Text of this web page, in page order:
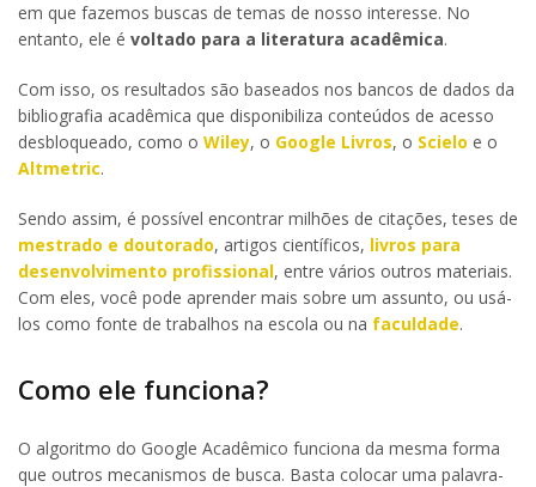
em que fazemos buscas de temas de nosso interesse. No
entanto, ele é voltado para a literatura acadêmica.
Com isso, os resultados são baseados nos bancos de dados da
bibliografia acadêmica que disponibiliza conteúdos de acesso
desbloqueado, como o Wiley, o Google Livros, o Scielo e o
Altmetric.
Sendo assim, é possível encontrar milhões de citações, teses de
mestrado e doutorado, artigos científicos, livros para
desenvolvimento profissional, entre vários outros materiais.
Com eles, você pode aprender mais sobre um assunto, ou usá-
los como fonte de trabalhos na escola ou na faculdade.
Como ele funciona?
O algoritmo do Google Acadêmico funciona da mesma forma
que outros mecanismos de busca. Basta colocar uma palavra-